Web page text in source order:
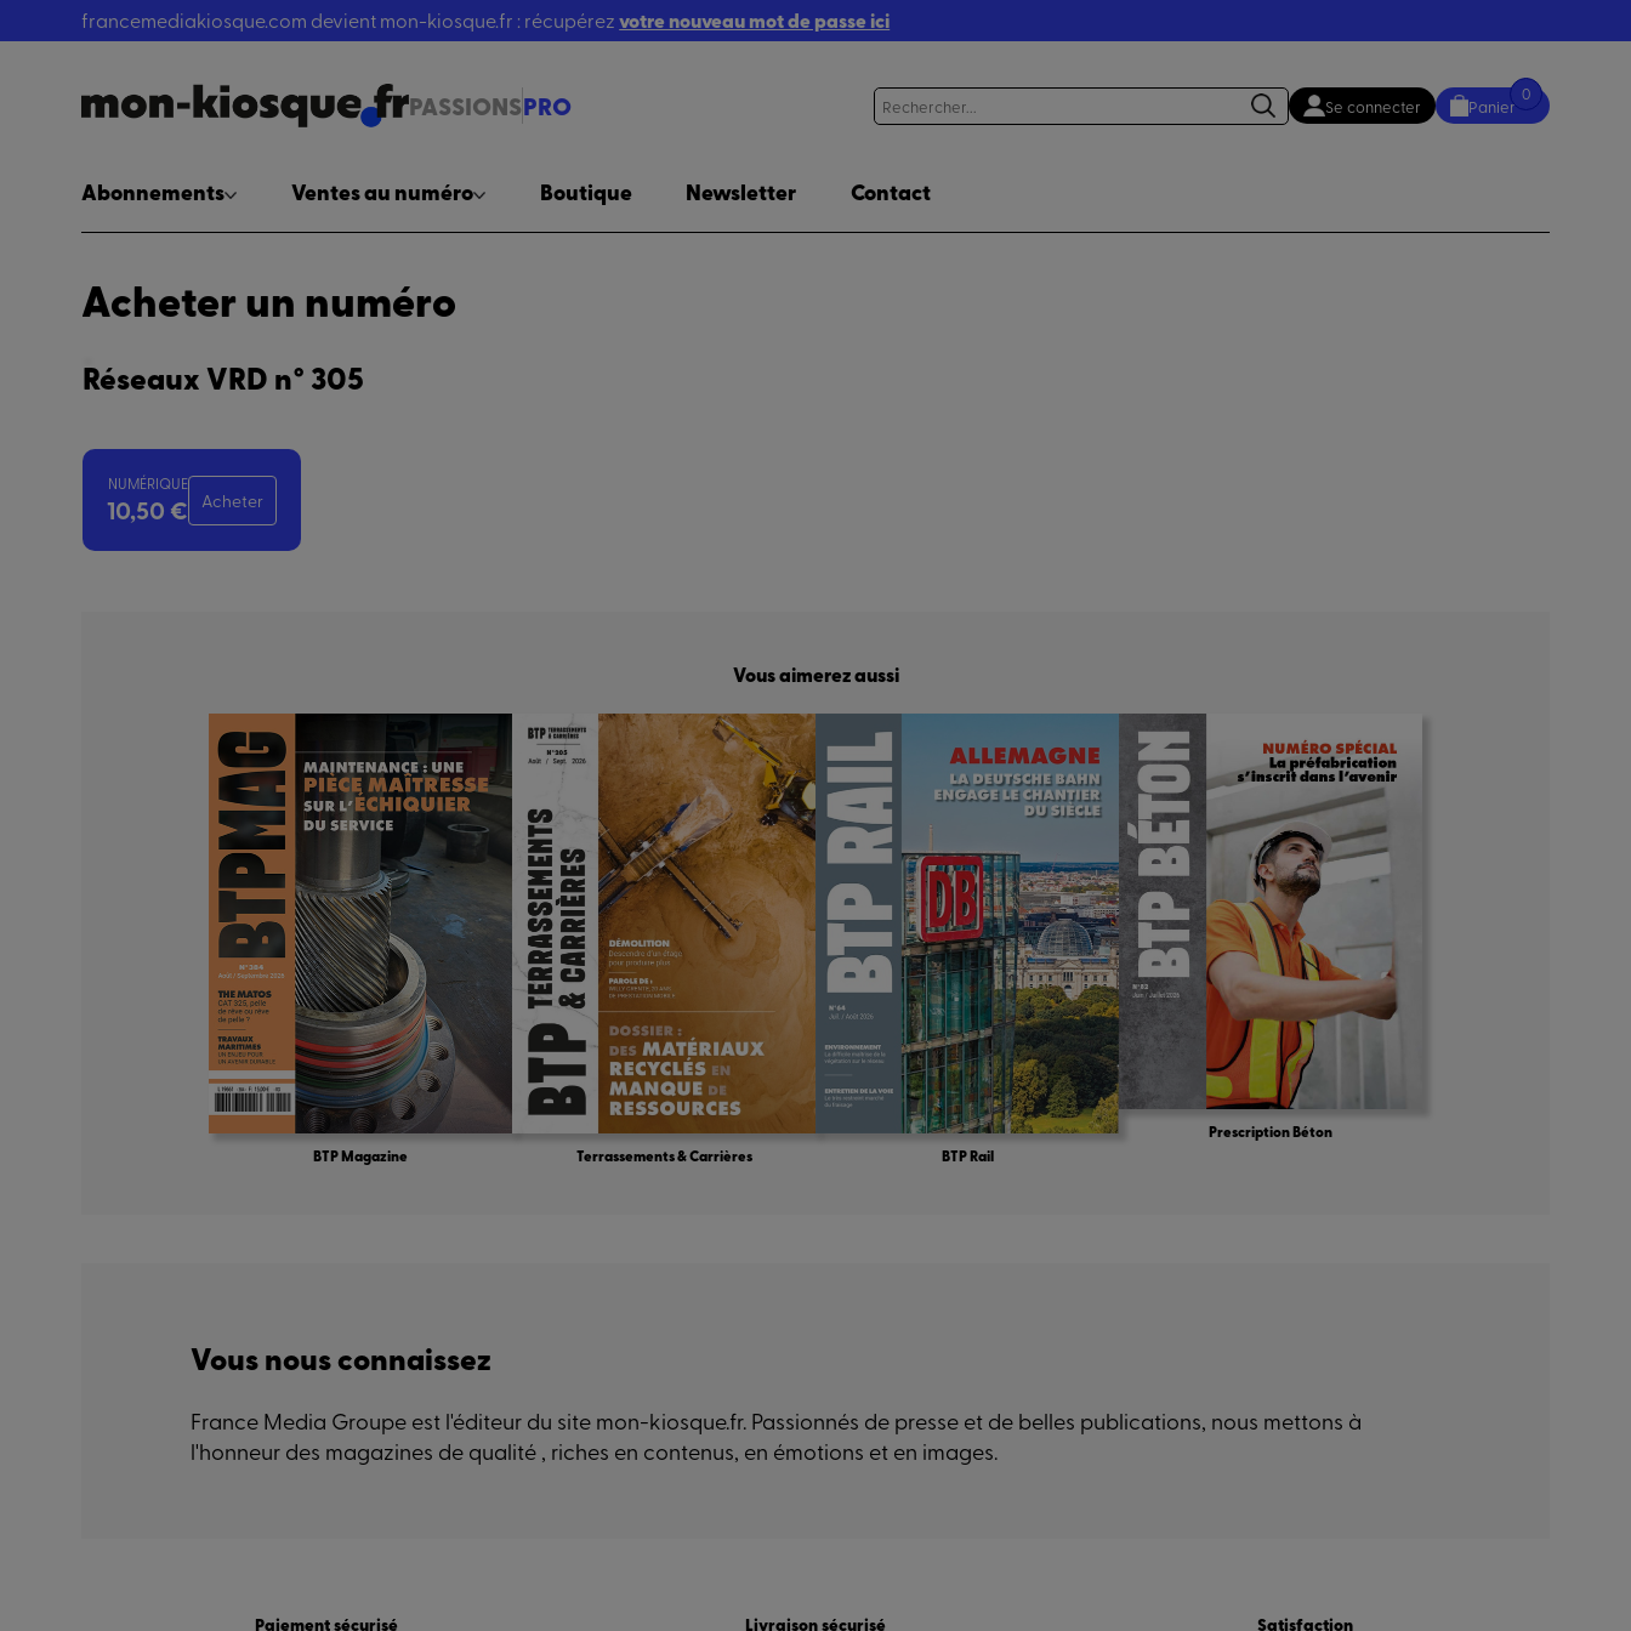
francemediakiosque.com devient mon-kiosque.fr : récupérezvotre nouveau mot de passe ici
PASSIONSPRO Se connecter Panier
0
Abonnements Ventes au numéro Boutique Newsletter Contact
Acheter un numéro
Réseaux VRD n° 305
NUMÉRIQUE
10,50 € Acheter
Vous aimerez aussi
BTP Magazine Terrassements & Carrières BTP Rail
Prescription Béton
Vous nous connaissez
France Media Groupe est l'éditeur du site mon-kiosque.fr. Passionnés de presse et de belles publications, nous mettons à
l'honneur des magazines de qualité , riches en contenus, en émotions et en images.
Paiement sécurisé Livraison sécurisé Satisfaction